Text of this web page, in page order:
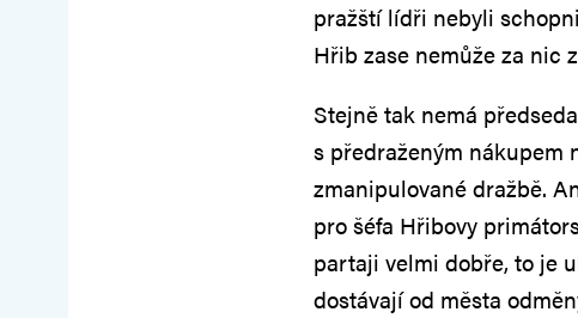
pražští lídři nebyli
Hřib zase nemůže za nic
Stejně tak nemá
s předraženým nákupem
zmanipulované dražbě.
pro šéfa Hřibovy
partaji velmi dobře, to je
dostávají od města